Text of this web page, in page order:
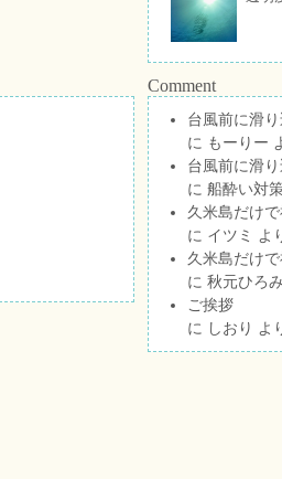
Comment
台風前に滑
に もーりー
台風前に滑
に 船酔い対
久米島だけ
に イツミ よ
久米島だけ
に 秋元ひろ
ご挨拶
に しおり よ